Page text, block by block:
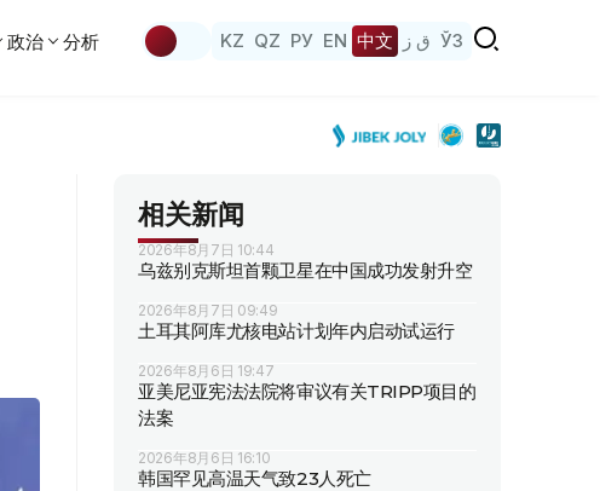
政治 分析 KZ QZ РУ EN 中文 ق ز ЎЗ
相关新闻
2026年8月7日 10:44
乌兹别克斯坦首颗卫星在中国成功发射升空
2026年8月7日 09:49
土耳其阿库尤核电站计划年内启动试运行
2026年8月6日 19:47
亚美尼亚宪法法院将审议有关TRIPP项目的
法案
2026年8月6日 16:10
韩国罕见高温天气致23人死亡